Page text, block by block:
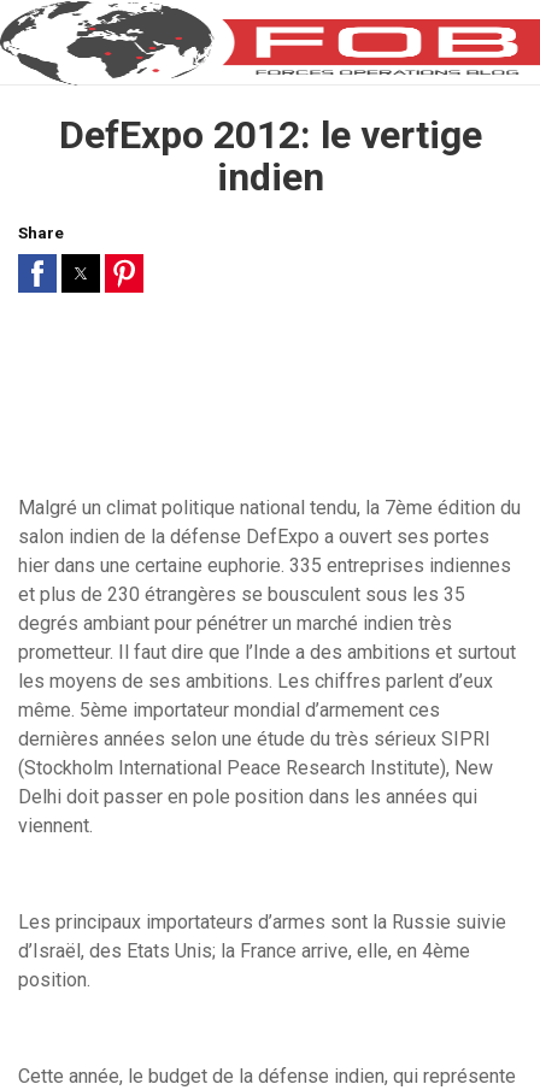
DefExpo 2012: le vertige
indien
Share
Malgré un climat politique national tendu, la 7ème édition du
salon indien de la défense DefExpo a ouvert ses portes
hier dans une certaine euphorie. 335 entreprises indiennes
et plus de 230 étrangères se bousculent sous les 35
degrés ambiant pour pénétrer un marché indien très
prometteur. Il faut dire que l’Inde a des ambitions et surtout
les moyens de ses ambitions. Les chiffres parlent d’eux
même. 5ème importateur mondial d’armement ces
dernières années selon une étude du très sérieux SIPRI
(Stockholm International Peace Research Institute), New
Delhi doit passer en pole position dans les années qui
viennent.
Les principaux importateurs d’armes sont la Russie suivie
d’Israël, des Etats Unis; la France arrive, elle, en 4ème
position.
Cette année, le budget de la défense indien, qui représente